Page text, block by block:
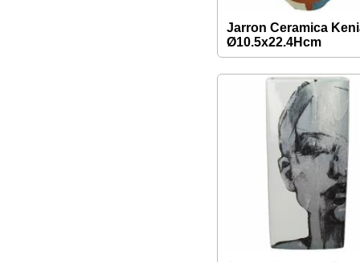
Jarron Ceramica
Ø10.5x22.4Hcm